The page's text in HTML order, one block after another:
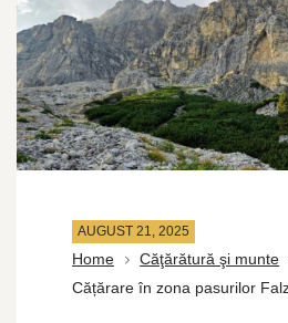
AUGUST 21, 2025
Home
Căţărătură şi munte
Cățărare în zona pasurilor